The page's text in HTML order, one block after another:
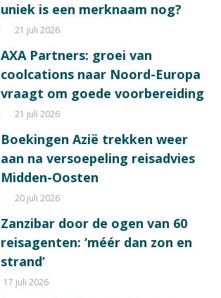
uniek is een merknaam nog?
21 juli 2026
AXA Partners: groei van
coolcations naar Noord-Europa
vraagt om goede voorbereiding
21 juli 2026
Boekingen Azië trekken weer
aan na versoepeling reisadvies
Midden-Oosten
20 juli 2026
Zanzibar door de ogen van 60
reisagenten: ‘méér dan zon en
strand’
17 juli 2026